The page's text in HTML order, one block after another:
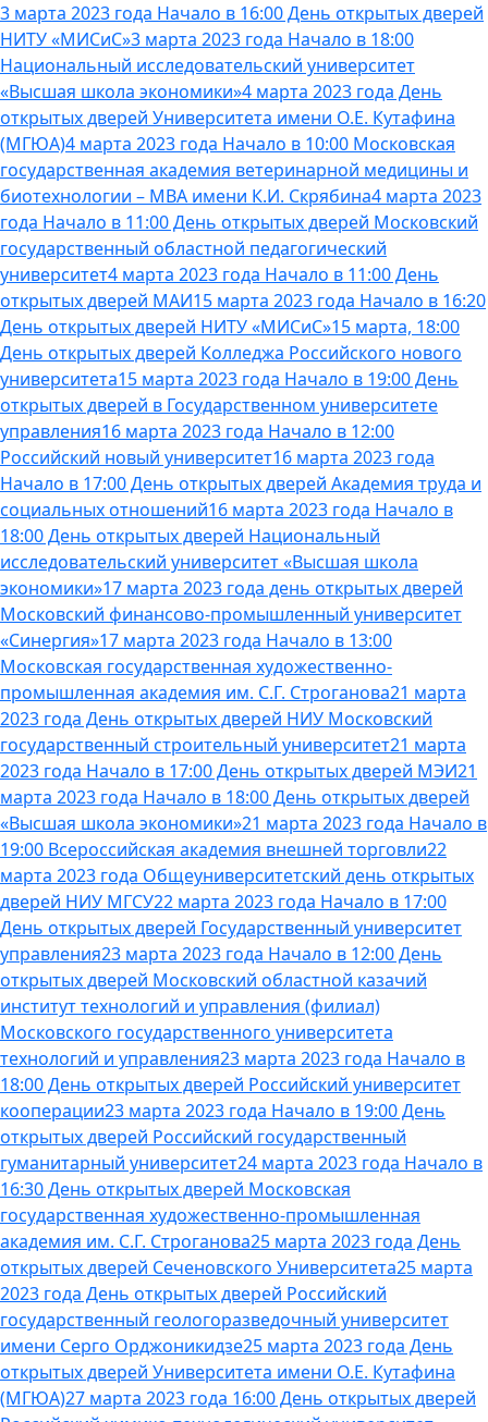
3 марта 2023 года Начало в 16:00 День открытых дверей
НИТУ «МИСиС»3 марта 2023 года Начало в 18:00
Национальный исследовательский университет
«Высшая школа экономики»4 марта 2023 года День
открытых дверей Университета имени О.Е. Кутафина
(МГЮА)4 марта 2023 года Начало в 10:00 Московская
государственная академия ветеринарной медицины и
биотехнологии – МВА имени К.И. Скрябина4 марта 2023
года Начало в 11:00 День открытых дверей Московский
государственный областной педагогический
университет4 марта 2023 года Начало в 11:00 День
открытых дверей МАИ15 марта 2023 года Начало в 16:20
День открытых дверей НИТУ «МИСиС»15 марта, 18:00
День открытых дверей Колледжа Российского нового
университета15 марта 2023 года Начало в 19:00 День
открытых дверей в Государственном университете
управления16 марта 2023 года Начало в 12:00
Российский новый университет16 марта 2023 года
Начало в 17:00 День открытых дверей Академия труда и
социальных отношений16 марта 2023 года Начало в
18:00 День открытых дверей Национальный
исследовательский университет «Высшая школа
экономики»17 марта 2023 года день открытых дверей
Московский финансово-промышленный университет
«Синергия»17 марта 2023 года Начало в 13:00
Московская государственная художественно-
промышленная академия им. С.Г. Строганова21 марта
2023 года День открытых дверей НИУ Московский
государственный строительный университет21 марта
2023 года Начало в 17:00 День открытых дверей МЭИ21
марта 2023 года Начало в 18:00 День открытых дверей
«Высшая школа экономики»21 марта 2023 года Начало в
19:00 Всероссийская академия внешней торговли22
марта 2023 года Общеуниверситетский день открытых
дверей НИУ МГСУ22 марта 2023 года Начало в 17:00
День открытых дверей Государственный университет
управления23 марта 2023 года Начало в 12:00 День
открытых дверей Московский областной казачий
институт технологий и управления (филиал)
Московского государственного университета
технологий и управления23 марта 2023 года Начало в
18:00 День открытых дверей Российский университет
кооперации23 марта 2023 года Начало в 19:00 День
открытых дверей Российский государственный
гуманитарный университет24 марта 2023 года Начало в
16:30 День открытых дверей Московская
государственная художественно-промышленная
академия им. С.Г. Строганова25 марта 2023 года День
открытых дверей Сеченовского Университета25 марта
2023 года День открытых дверей Российский
государственный геологоразведочный университет
имени Серго Орджоникидзе25 марта 2023 года День
открытых дверей Университета имени О.Е. Кутафина
(МГЮА)27 марта 2023 года 16:00 День открытых дверей